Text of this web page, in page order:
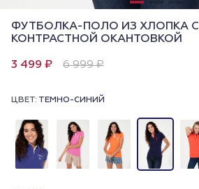
ФУТБОЛКА-ПОЛО ИЗ ХЛОПКА С
КОНТРАСТНОЙ ОКАНТОВКОЙ
3 499 ₽ 6 999 ₽
ЦВЕТ: ТЕМНО-СИНИЙ